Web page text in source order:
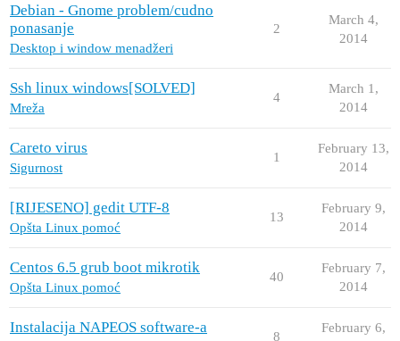
Debian - Gnome problem/cudno
ponasanje
Desktop i window menadžeri
2
March 4,
2014
Ssh linux windows[SOLVED]
Mreža
4
March 1,
2014
Careto virus
Sigurnost
1
February 13,
2014
[RIJESENO] gedit UTF-8
Opšta Linux pomoć
13
February 9,
2014
Centos 6.5 grub boot mikrotik
Opšta Linux pomoć
40
February 7,
2014
Instalacija NAPEOS software-a
8
February 6,